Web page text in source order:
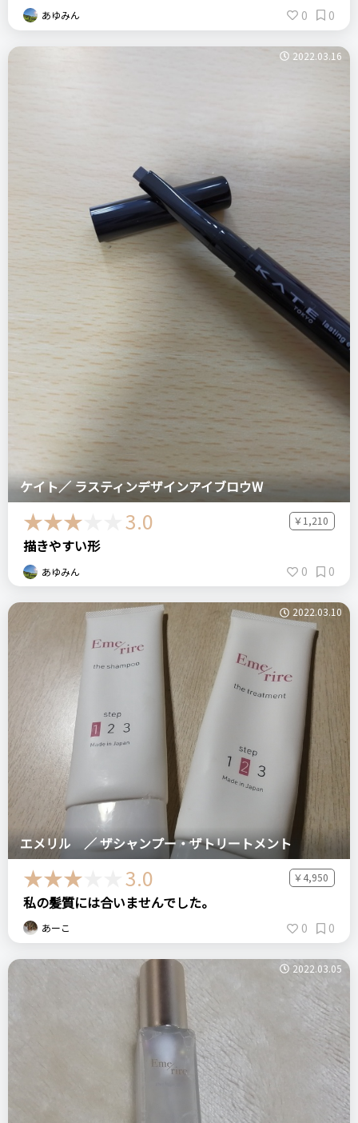
あゆみん 0 0
2022.03.16
ケイト／ ラスティンデザインアイブロウW
3.0 ￥1,210
描きやすい形
あゆみん 0 0
2022.03.10
エメリル ／ ザシャンプー・ザトリートメント
3.0 ￥4,950
私の髪質には合いませんでした。
あーこ 0 0
2022.03.05